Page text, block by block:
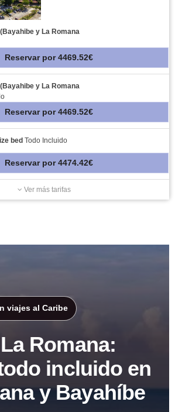
y La Romana
Reservar por 4469.52€
y La Romana
Reservar por 4469.52€
bed Todo Incluido
Reservar por 4474.42€
Ver más tarifas
viajes al Caribe
Romana:
incluido en
y Bayahíbe